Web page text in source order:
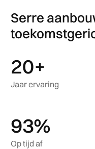
Serre
20+
Jaar ervaring
94%
Op tijd af